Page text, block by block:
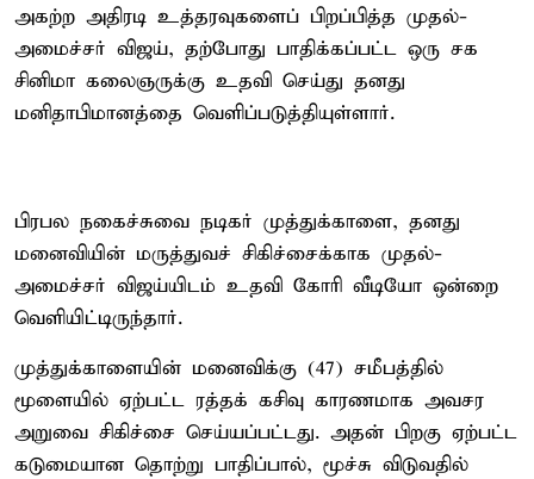
அகற்ற அதிரடி உத்தரவுகளைப் பிறப்பித்த முதல்-
அமைச்சர் விஜய், தற்போது பாதிக்கப்பட்ட ஒரு சக
சினிமா கலைஞருக்கு உதவி செய்து தனது
மனிதாபிமானத்தை வெளிப்படுத்தியுள்ளார்.
பிரபல நகைச்சுவை நடிகர் முத்துக்காளை, தனது
மனைவியின் மருத்துவச் சிகிச்சைக்காக முதல்-
அமைச்சர் விஜய்யிடம் உதவி கோரி வீடியோ ஒன்றை
வெளியிட்டிருந்தார்.
முத்துக்காளையின் மனைவிக்கு (47) சமீபத்தில்
மூளையில் ஏற்பட்ட ரத்தக் கசிவு காரணமாக அவசர
அறுவை சிகிச்சை செய்யப்பட்டது. அதன் பிறகு ஏற்பட்ட
கடுமையான தொற்று பாதிப்பால், மூச்சு விடுவதில்